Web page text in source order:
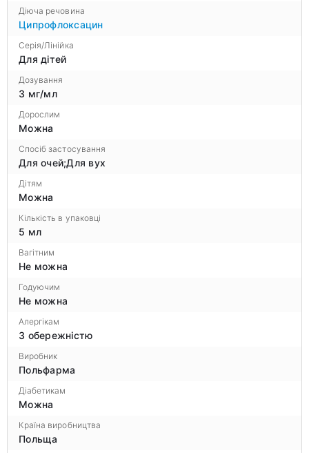
Діюча речовина
Ципрофлоксацин
Серія/Лінійка
Для дітей
Дозування
3 мг/мл
Дорослим
Можна
Спосіб застосування
Для очей;Для вух
Дітям
Можна
Кількість в упаковці
5 мл
Вагітним
Не можна
Годуючим
Не можна
Алергікам
З обережністю
Виробник
Польфарма
Діабетикам
Можна
Країна виробництва
Польща